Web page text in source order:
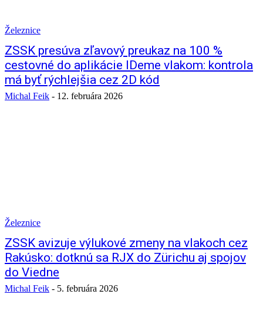
Železnice
ZSSK presúva zľavový preukaz na 100 %
cestovné do aplikácie IDeme vlakom: kontrola
má byť rýchlejšia cez 2D kód
Michal Feik - 12. februára 2026
Železnice
ZSSK avizuje výlukové zmeny na vlakoch cez
Rakúsko: dotknú sa RJX do Zürichu aj spojov
do Viedne
Michal Feik - 5. februára 2026